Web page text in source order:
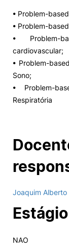
• Problem-
• Problem-
• Problem-
cardiovascular;
• Problem-
Sono;
• Problem-
Respiratória
Joaquim Alberto
NAO